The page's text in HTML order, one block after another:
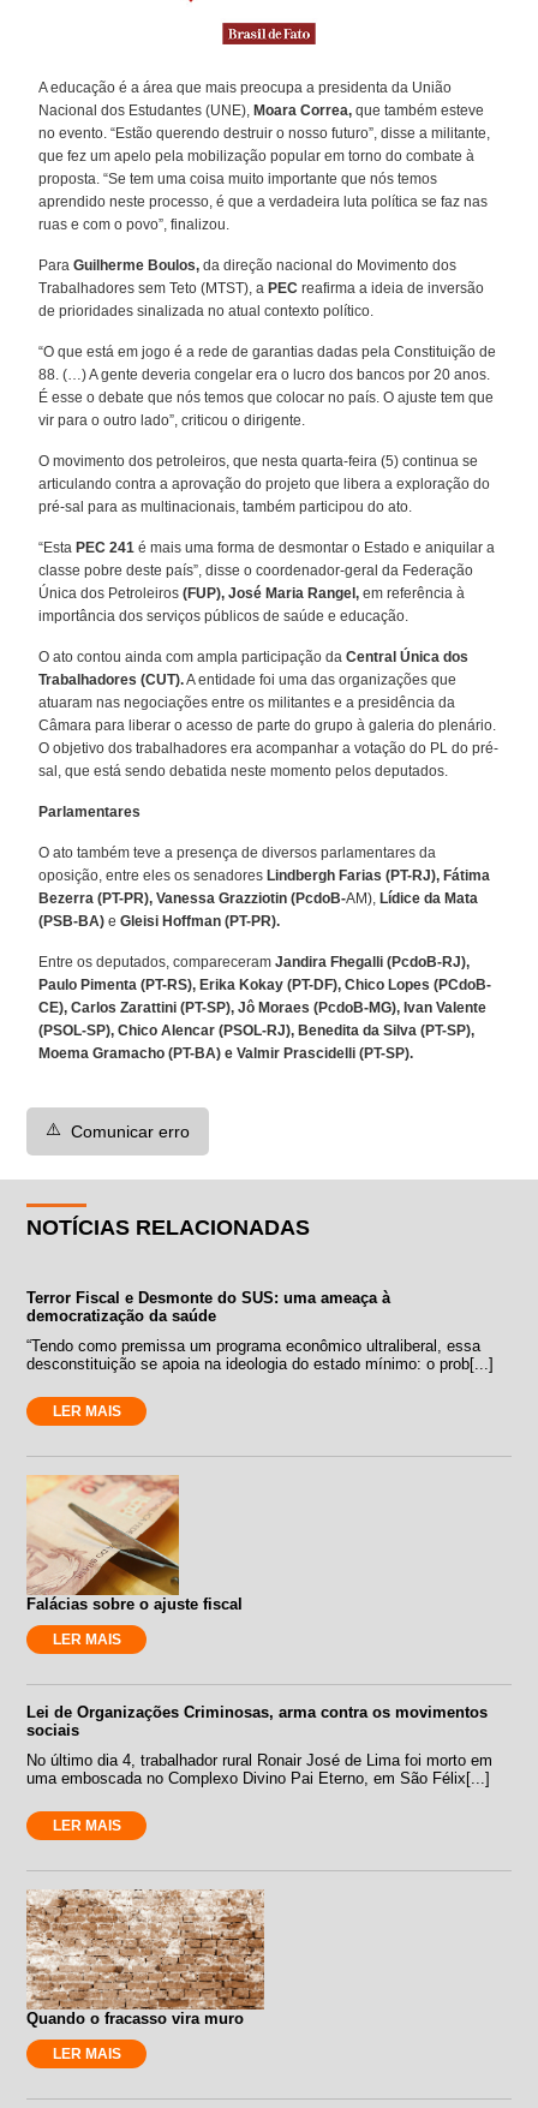
A educação é a área que mais preocupa a presidenta da União
Nacional dos Estudantes (UNE), Moara Correa, que também esteve
no evento. “Estão querendo destruir o nosso futuro”, disse a militante,
que fez um apelo pela mobilização popular em torno do combate à
proposta. “Se tem uma coisa muito importante que nós temos
aprendido neste processo, é que a verdadeira luta política se faz nas
ruas e com o povo”, finalizou.
ParaGuilherme Boulos, da direção nacional do Movimento dos
Trabalhadores sem Teto (MTST), a PEC reafirma a ideia de inversão
de prioridades sinalizada no atual contexto político.
“O que está em jogo é a rede de garantias dadas pela Constituição de
88. (…) A gente deveria congelar era o lucro dos bancos por 20 anos.
É esse o debate que nós temos que colocar no país. O ajuste tem que
vir para o outro lado”, criticou o dirigente.
O movimento dos petroleiros, que nesta quarta-feira (5) continua se
articulando contra a aprovação do projeto que libera a exploração do
pré-sal para as multinacionais, também participou do ato.
“Esta PEC 241 é mais uma forma de desmontar o Estado e aniquilar a
classe pobre deste país”, disse o coordenador-geral da Federação
Única dos Petroleiros(FUP), José Maria Rangel, em referência à
importância dos serviços públicos de saúde e educação.
O ato contou ainda com ampla participação daCentral Única dos
Trabalhadores (CUT).A entidade foi uma das organizações que
atuaram nas negociações entre os militantes e a presidência da
Câmara para liberar o acesso de parte do grupo à galeria do plenário.
O objetivo dos trabalhadores era acompanhar a votação do PL do pré-
sal, que está sendo debatida neste momento pelos deputados.
Parlamentares
O ato também teve a presença de diversos parlamentares da
oposição, entre eles os senadores Lindbergh Farias (PT-RJ), Fátima
Bezerra (PT-PR), Vanessa Grazziotin (PcdoB-AM), Lídice da Mata
(PSB-BA) eGleisi Hoffman (PT-PR).
Entre os deputados, compareceramJandira Fhegalli (PcdoB-RJ),
Paulo Pimenta (PT-RS), Erika Kokay (PT-DF), Chico Lopes (PCdoB-
CE), Carlos Zarattini (PT-SP), Jô Moraes (PcdoB-MG), Ivan Valente
(PSOL-SP), Chico Alencar (PSOL-RJ), Benedita da Silva (PT-SP),
Moema Gramacho (PT-BA) e Valmir Prascidelli (PT-SP).
⚠️ Comunicar erro
NOTÍCIAS RELACIONADAS
Terror Fiscal e Desmonte do SUS: uma ameaça à
democratização da saúde
“Tendo como premissa um programa econômico ultraliberal, essa
desconstituição se apoia na ideologia do estado mínimo: o prob[...]
LER MAIS
Falácias sobre o ajuste fiscal
LER MAIS
Lei de Organizações Criminosas, arma contra os movimentos
sociais
No último dia 4, trabalhador rural Ronair José de Lima foi morto em
uma emboscada no Complexo Divino Pai Eterno, em São Félix[...]
LER MAIS
Quando o fracasso vira muro
LER MAIS